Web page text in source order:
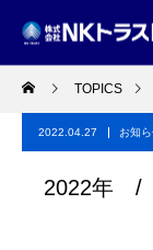
TOPICS
2022.04.27 お知
2022年 /